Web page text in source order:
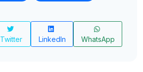
Twitter LinkedIn WhatsApp